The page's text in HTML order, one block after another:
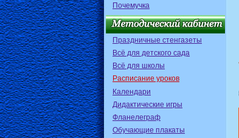
Почемучка
Праздничные стенгазеты
Всё для детского сада
Всё для школы
Расписание уроков
Календари
Дидактические игры
Фланелеграф
Обучающие плакаты